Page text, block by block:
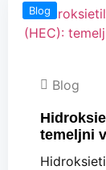
Blog
Blog
temeljni